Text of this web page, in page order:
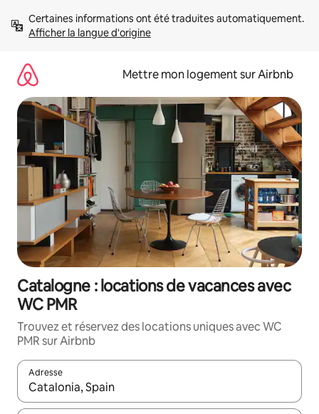
directement
Afficher la langue d'origine
Mettre mon logement sur Airbnb
Catalogne : locations de vacances avec
WC PMR
Trouvez et réservez des locations uniques avec WC
PMR sur Airbnb
Adresse
Lorsque les résultats s'affichent, utilisez les flèches vers le